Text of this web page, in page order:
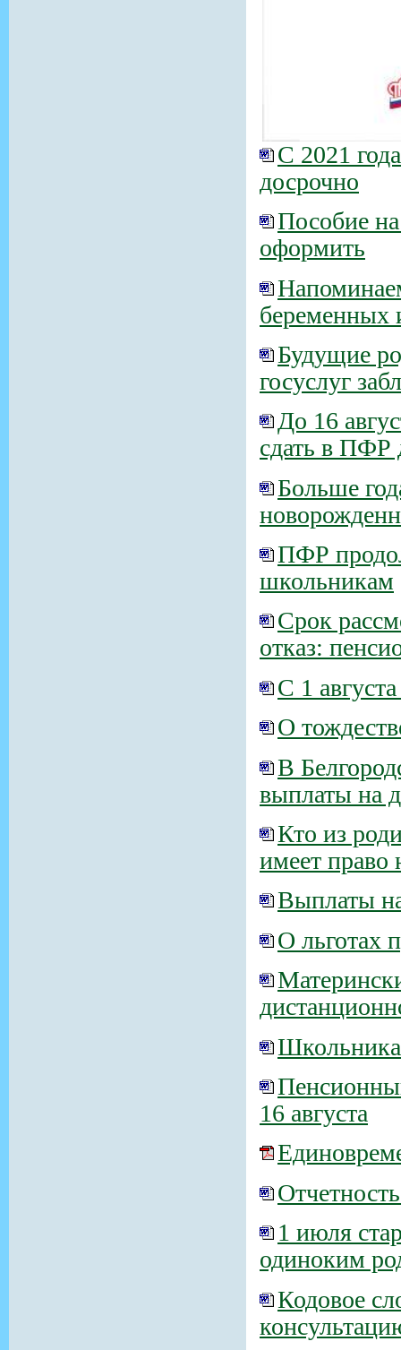
С 2021
досрочно
Пособие
оформить
беременных
Будущие
госуслуг
До 16
сдать в ПФР
Больше
ПФР
школьникам
Срок
отказ:
С 1
О
В
выплаты на
Кто из
имеет право
Выплаты
О льготах
16 августа
1 июля
одиноким
Кодовое